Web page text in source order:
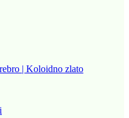
| Koloidno zlato